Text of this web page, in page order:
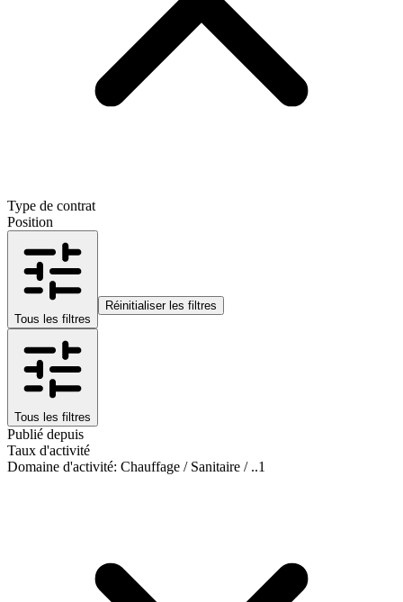
Type de contrat
Position
Tous les filtres
Réinitialiser les filtres
Tous les filtres
Publié depuis
Taux d'activité
Domaine d'activité: Chauffage / Sanitaire / ..1